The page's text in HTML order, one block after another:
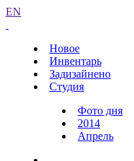
EN
Новое
Инвентарь
Задизайнено
Студия
Фото дня
2014
Апрель